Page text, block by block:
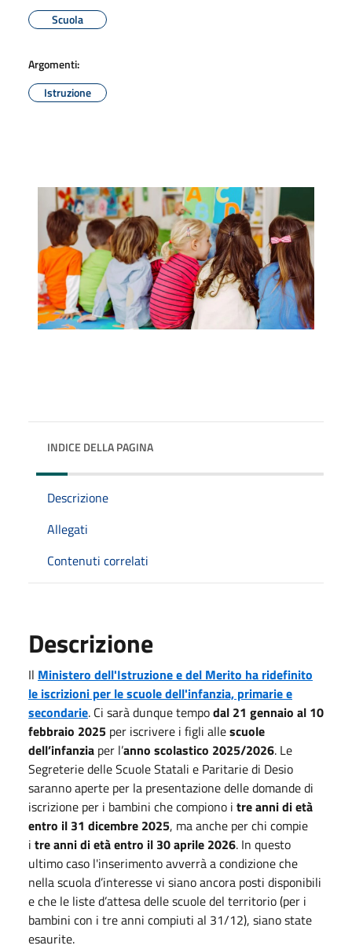
Scuola
Argomenti:
Istruzione
INDICE DELLA PAGINA
Descrizione
Allegati
Contenuti correlati
Descrizione
Il Ministero dell'Istruzione e del Merito ha ridefinito
le iscrizioni per le scuole dell'infanzia, primarie e
secondarie. Ci sarà dunque tempodal 21 gennaio al 10
febbraio 2025 per iscrivere i figli allescuole
dell’infanzia per l’anno scolastico 2025/2026. Le
Segreterie delle Scuole Statali e Paritarie di Desio
saranno aperte per la presentazione delle domande di
iscrizione per i bambini che compiono i tre anni di età
entro il 31 dicembre 2025, ma anche per chi compie
i tre anni dietà entro il 30 aprile 2026. In questo
ultimo caso l'inserimento avverrà a condizione che
nella scuola d’interesse vi siano ancora posti disponibili
e che le liste d’attesa delle scuole del territorio (per i
bambini con i tre anni compiuti al 31/12), siano state
esaurite.